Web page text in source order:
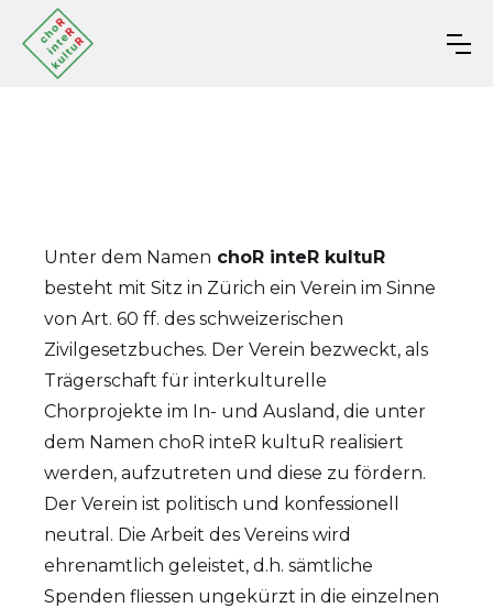
Unter dem Namen choR inteR kultuR
besteht mit Sitz in Zürich ein Verein im Sinne
von Art. 60 ff. des schweizerischen
Zivilgesetzbuches. Der Verein bezweckt, als
Trägerschaft für interkulturelle
Chorprojekte im In- und Ausland, die unter
dem Namen choR inteR kultuR realisiert
werden, aufzutreten und diese zu fördern.
Der Verein ist politisch und konfessionell
neutral. Die Arbeit des Vereins wird
ehrenamtlich geleistet, d.h. sämtliche
Spenden fliessen ungekürzt in die einzelnen